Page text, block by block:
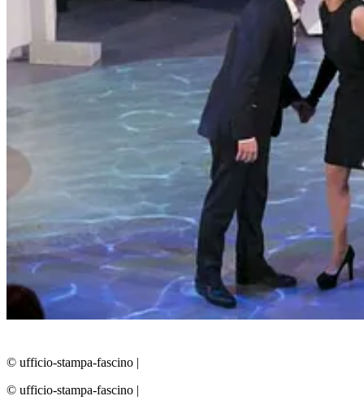
© ufficio-stampa-fascino |
© ufficio-stampa-fascino |